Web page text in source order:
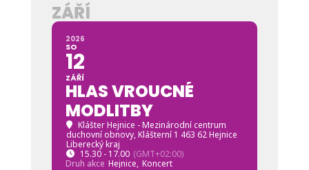
ZÁŘÍ
2026
SO
12
ZÁŘÍ
HLAS VROUCNÉ
MODLITBY
Klášter Hejnice - Mezinárodní centrum
duchovní obnovy, Klášterní 1 463 62 Hejnice
Liberecký kraj
15.30 - 17.00 (GMT+02:00)
Druh akce Hejnice, Koncert